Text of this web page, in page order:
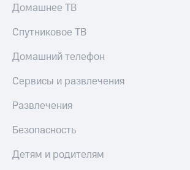
Домашнее ТВ
Спутниковое ТВ
Домашний телефон
Сервисы и развлечения
Развлечения
Безопасность
Детям и родителям